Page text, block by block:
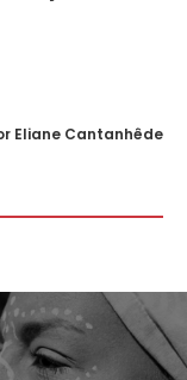
Eliane Cantanhêde